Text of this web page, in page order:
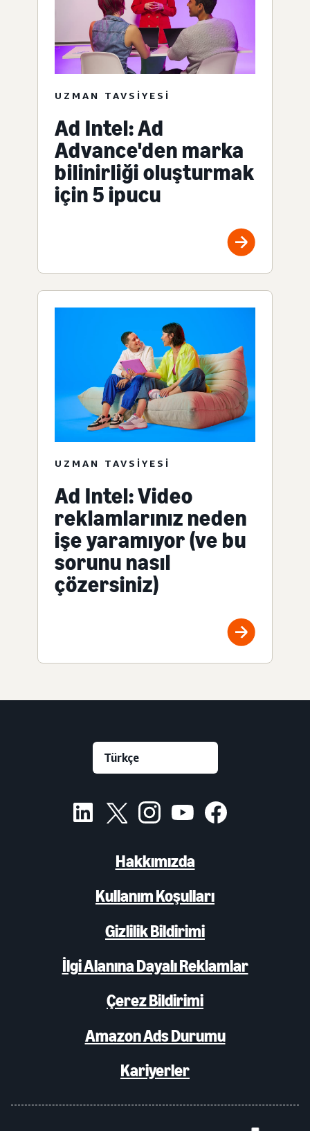
UZMAN TAVSIYESI
Ad Intel: Ad
Advance'den marka
bilinirliği oluşturmak
için 5 ipucu
UZMAN TAVSIYESI
Ad Intel: Video
reklamlarınız neden
işe yaramıyor (ve bu
sorunu nasıl
çözersiniz)
Hakkımızda
Kullanım Koşulları
Gizlilik Bildirimi
İlgi Alanına Dayalı Reklamlar
Çerez Bildirimi
Amazon Ads Durumu
Kariyerler